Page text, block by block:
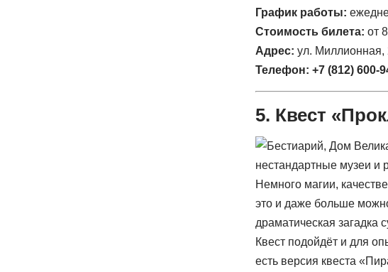
График работы:
Стоимость билета: от
Адрес: ул. Миллионная,
Телефон: +7 (812) 600-
5. Квест
Немного магии,
это и даже больше
драматическая загадка
Квест подойдёт и для
есть версия квеста